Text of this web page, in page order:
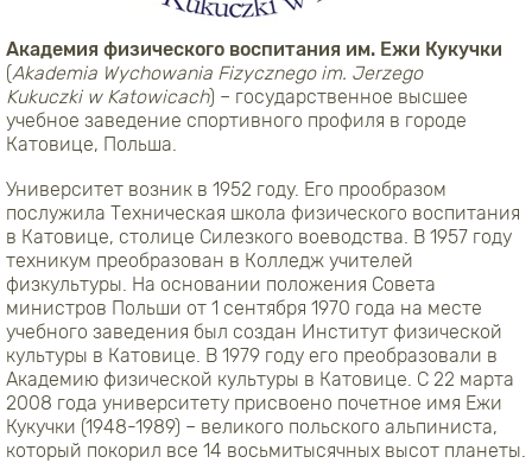
Академия физического воспитания им. Ежи Кукучки
(Akademia Wychowania Fizycznego im. Jerzego
Kukuczki w Katowicach) – государственное высшее
учебное заведение спортивного профиля в городе
Катовице, Польша.
Университет возник в 1952 году. Его прообразом
послужила Техническая школа физического воспитания
в Катовице, столице Силезкого воеводства. В 1957 году
техникум преобразован в Колледж учителей
физкультуры. На основании положения Совета
министров Польши от 1 сентября 1970 года на месте
учебного заведения был создан Институт физической
культуры в Катовице. В 1979 году его преобразовали в
Академию физической культуры в Катовице. С 22 марта
2008 года университету присвоено почетное имя Ежи
Кукучки (1948-1989) – великого польского альпиниста,
который покорил все 14 восьмитысячных высот планеты.